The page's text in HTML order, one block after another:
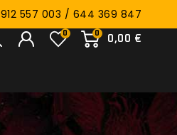
912 557 003 / 644 369 847
0
0,00 €
0